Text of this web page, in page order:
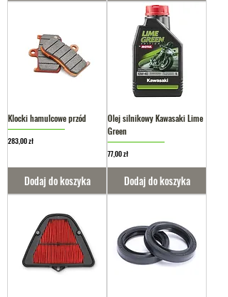
Klocki hamulcowe przód
Cena
283,00 zł
Dodaj do koszyka
Olej silnikowy Kawasaki Lime
Green
Cena
77,00 zł
Dodaj do koszyka